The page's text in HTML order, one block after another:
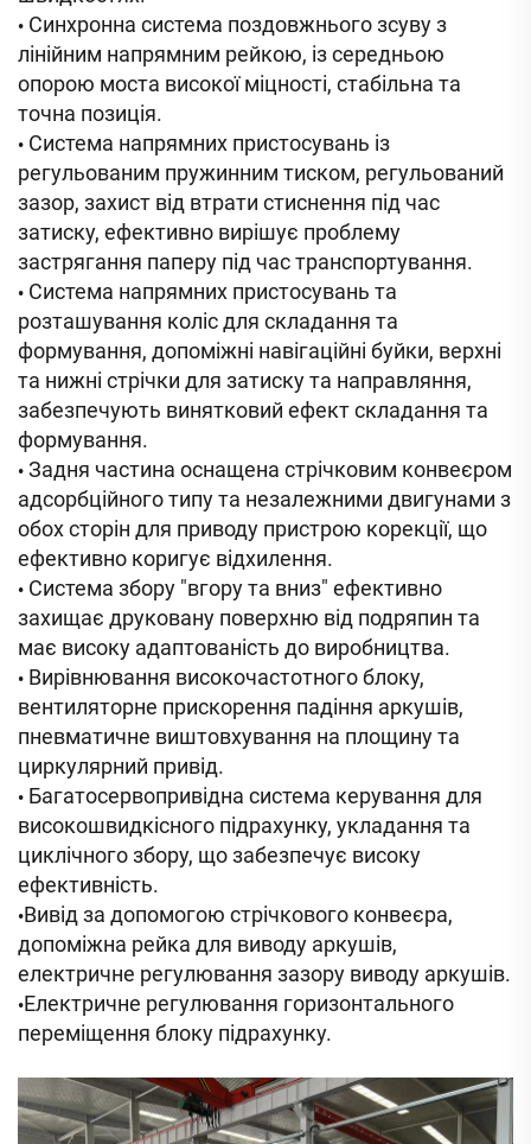
• Синхронна система поздовжнього зсуву з
лінійним напрямним рейкою, із середньою
опорою моста високої міцності, стабільна та
точна позиція.
• Система напрямних пристосувань із
регульованим пружинним тиском, регульований
зазор, захист від втрати стиснення під час
затиску, ефективно вирішує проблему
застрягання паперу під час транспортування.
• Система напрямних пристосувань та
розташування коліс для складання та
формування, допоміжні навігаційні буйки, верхні
та нижні стрічки для затиску та направляння,
забезпечують винятковий ефект складання та
формування.
• Задня частина оснащена стрічковим конвеєром
адсорбційного типу та незалежними двигунами з
обох сторін для приводу пристрою корекції, що
ефективно коригує відхилення.
• Система збору "вгору та вниз" ефективно
захищає друковану поверхню від подряпин та
має високу адаптованість до виробництва.
• Вирівнювання високочастотного блоку,
вентиляторне прискорення падіння аркушів,
пневматичне виштовхування на площину та
циркулярний привід.
• Багатосервопривідна система керування для
високошвидкісного підрахунку, укладання та
циклічного збору, що забезпечує високу
ефективність.
•Вивід за допомогою стрічкового конвеєра,
допоміжна рейка для виводу аркушів,
електричне регулювання зазору виводу аркушів.
•Електричне регулювання горизонтального
переміщення блоку підрахунку.